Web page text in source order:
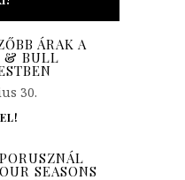
ÁRAK A
& BULL
30.
SEASONS